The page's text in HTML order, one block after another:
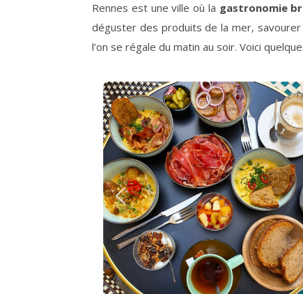
Rennes est une ville où la gastronomie
déguster des produits de la mer,
l’on se régale du matin au soir. Voici